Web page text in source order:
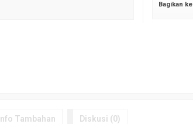
Bagikan ke
Info Tambahan Diskusi (0)